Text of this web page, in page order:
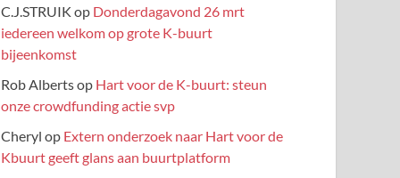
C.J.STRUIK op Donderdagavond 26 mrt
iedereen welkom op grote K-buurt
bijeenkomst
Rob Albertsop Hart voor de K-buurt: steun
onze crowdfunding actie svp
Cheryl op Extern onderzoek naar Hart voor de
Kbuurt geeft glans aan buurtplatform